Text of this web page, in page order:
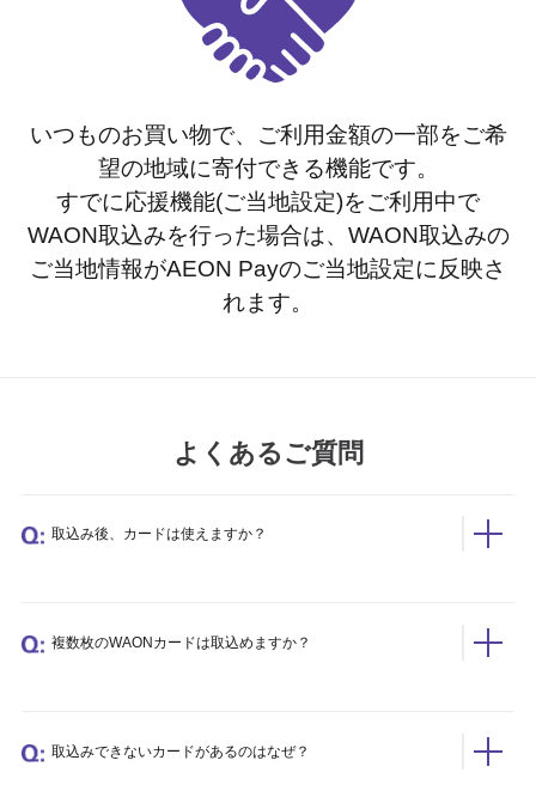
いつものお買い物で、ご利用金額の一部をご希
望の地域に寄付できる機能です。
すでに応援機能(ご当地設定)をご利用中で
WAON取込みを行った場合は、WAON取込みの
ご当地情報がAEON Payのご当地設定に反映さ
れます。
よくあるご質問
取込み後、カードは使えますか？
複数枚のWAONカードは取込めますか？
取込みできないカードがあるのはなぜ？